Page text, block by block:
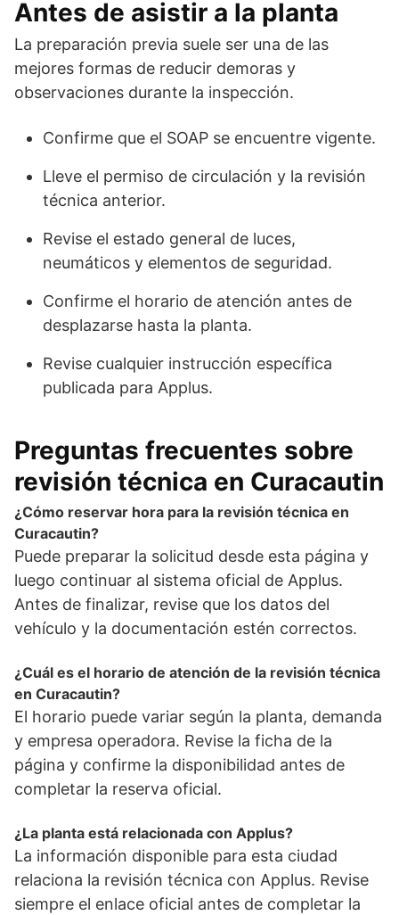
Antes de asistir a la planta
La preparación previa suele ser una de las
mejores formas de reducir demoras y
observaciones durante la inspección.
Confirme que el SOAP se encuentre vigente.
Lleve el permiso de circulación y la revisión
técnica anterior.
Revise el estado general de luces,
neumáticos y elementos de seguridad.
Confirme el horario de atención antes de
desplazarse hasta la planta.
Revise cualquier instrucción específica
publicada para Applus.
Preguntas frecuentes sobre
revisión técnica en Curacautin
¿Cómo reservar hora para la revisión técnica en
Curacautin?
Puede preparar la solicitud desde esta página y
luego continuar al sistema oficial de Applus.
Antes de finalizar, revise que los datos del
vehículo y la documentación estén correctos.
¿Cuál es el horario de atención de la revisión técnica
en Curacautin?
El horario puede variar según la planta, demanda
y empresa operadora. Revise la ficha de la
página y confirme la disponibilidad antes de
completar la reserva oficial.
¿La planta está relacionada con Applus?
La información disponible para esta ciudad
relaciona la revisión técnica con Applus. Revise
siempre el enlace oficial antes de completar la